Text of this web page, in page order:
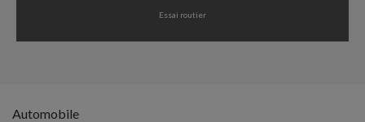
Essai routier
Automobile